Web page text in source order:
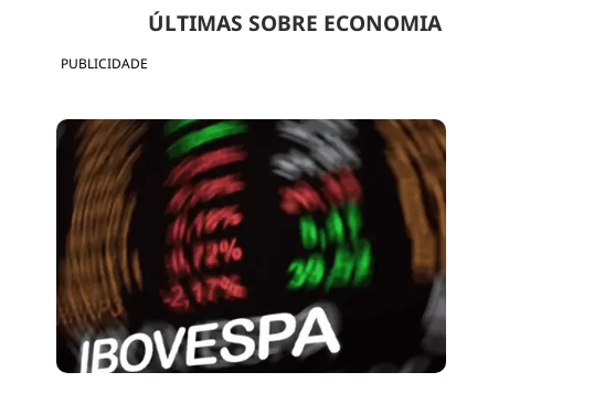
PUBLICIDADE
ÚLTIMAS SOBRE ECONOMIA